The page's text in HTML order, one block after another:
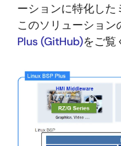
ーションに特化した
このソリューション
Plus (GitHub)をご
画